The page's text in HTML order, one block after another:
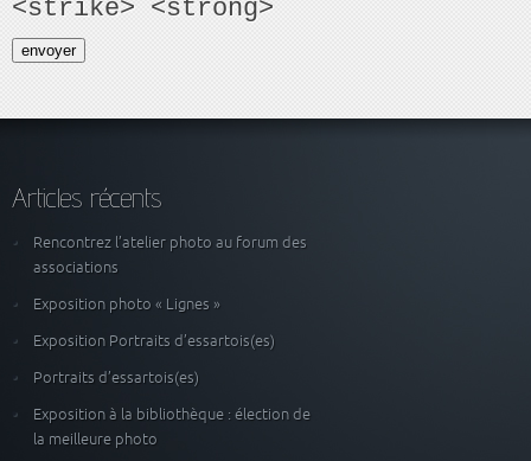
<strike> <strong>
Articles récents
Rencontrez l’atelier photo au forum des
associations
Exposition photo « Lignes »
Exposition Portraits d’essartois(es)
Portraits d’essartois(es)
Exposition à la bibliothèque : élection de
la meilleure photo